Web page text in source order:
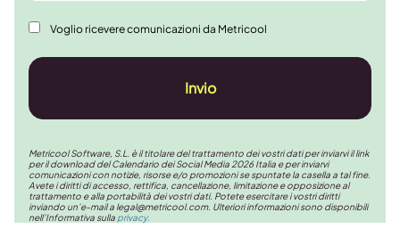
Voglio ricevere comunicazioni da Metricool
Invio
Metricool Software, S.L. è il titolare del trattamento dei vostri dati per inviarvi il link
per il download del Calendario dei Social Media 2026 Italia e per inviarvi
comunicazioni con notizie, risorse e/o promozioni se spuntate la casella a tal fine.
Avete i diritti di accesso, rettifica, cancellazione, limitazione e opposizione al
trattamento e alla portabilità dei vostri dati. Potete esercitare i vostri diritti
inviando un’e-mail a legal@metricool.com. Ulteriori informazioni sono disponibili
nell’Informativa sulla privacy.